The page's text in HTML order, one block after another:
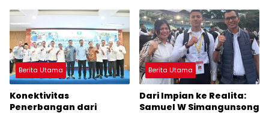
Dihibur Marsada Band
Berita Utama
Konektivitas
Penerbangan dari
Berita Utama
Dari Impian ke Realita:
Samuel W Simangunsong